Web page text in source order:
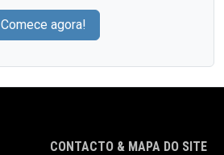
Comece agora!
CONTACTO & MAPA DO SITE